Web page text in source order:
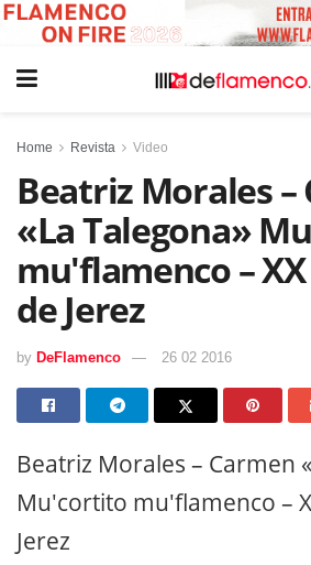
Home Revista Video
Beatriz Morales –
«La Talegona»
mu'flamenco –
de Jerez
by DeFlamenco 26 02 2016
Beatriz Morales – Carmen
Mu'cortito mu'flamenco –
Jerez